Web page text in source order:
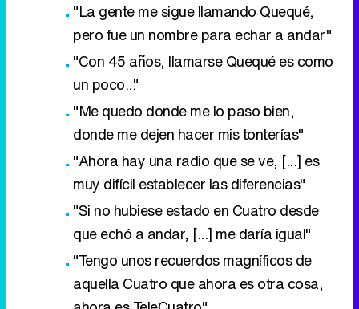
"La gente me sigue llamando Quequé,
pero fue un nombre para echar a andar"
"Con 45 años, llamarse Quequé es como
un poco..."
"Me quedo donde me lo paso bien,
donde me dejen hacer mis tonterías"
"Ahora hay una radio que se ve, [...] es
muy difícil establecer las diferencias"
"Si no hubiese estado en Cuatro desde
que echó a andar, [...] me daría igual"
"Tengo unos recuerdos magníficos de
aquella Cuatro que ahora es otra cosa,